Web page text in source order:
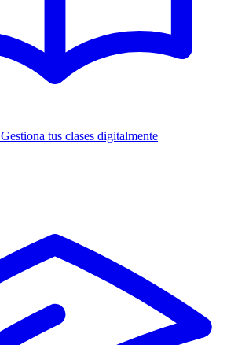
Gestiona tus clases digitalmente